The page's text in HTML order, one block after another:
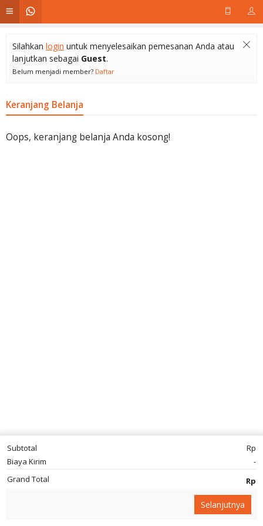
Silahkan login untuk menyelesaikan pemesanan Anda atau
lanjutkan sebagai Guest.
Belum menjadi member? Daftar
Keranjang Belanja
Oops, keranjang belanja Anda kosong!
Subtotal
Rp
Biaya Kirim
-
Grand Total
Rp